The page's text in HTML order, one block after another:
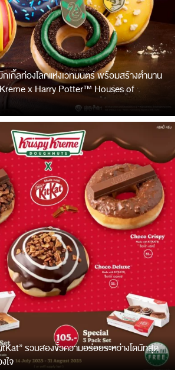
เกิ้ลท่องโลกแห่งเวทมนตร์ พร้อมสร้างตำนาน
x Harry Potter™ Houses of
รวมสองขั้วความอร่อยระหว่างโดนัทสุด
ใจ